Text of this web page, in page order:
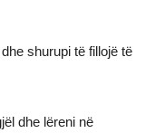
shurupi të fillojë të
dhe lëreni në